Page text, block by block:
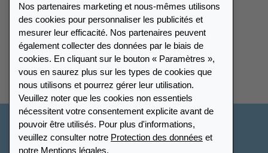
Portail des revendeurs
Répertoire des revendeurs
Trouver Leuchtturm
Nos partenaires marketing et nous-mêmes utilisons
des cookies pour personnaliser les publicités et
mesurer leur efficacité. Nos partenaires peuvent
également collecter des données par le biais de
cookies. En cliquant sur le bouton « Paramètres »,
vous en saurez plus sur les types de cookies que
nous utilisons et pourrez gérer leur utilisation.
Veuillez noter que les cookies non essentiels
nécessitent votre consentement explicite avant de
pouvoir être utilisés. Pour plus d'informations,
veuillez consulter notre Protection des données et
notre Mentions légales.
France